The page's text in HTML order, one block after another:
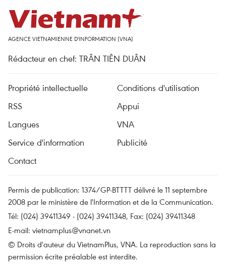
AGENCE VIETNAMIENNE D'INFORMATION (VNA)
Rédacteur en chef: TRÂN TIÊN DUÂN
Propriété intellectuelle
Conditions d'utilisation
RSS
Appui
Langues
VNA
Service d'information
Publicité
Contact
Permis de publication: 1374/GP-BTTTT délivré le 11 septembre
2008 par le ministère de l'Information et de la Communication.
Tél: (024) 39411349 - (024) 39411348, Fax: (024) 39411348
E-mail: vietnamplus@vnanet.vn
© Droits d'auteur du VietnamPlus, VNA. La reproduction sans la
permission écrite préalable est interdite.